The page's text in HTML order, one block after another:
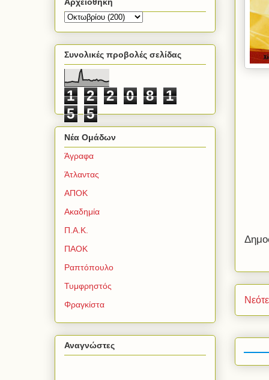
Συνολικές προβολές σελίδας
1 2 2 0 8
1
5
5
Νέα Ομάδων
Άγραφα
Άτλαντας
ΑΠΟΚ
Ακαδημία
Π.Α.Κ.
ΠΑΟΚ
Ραπτόπουλο
Τυμφρηστός
Φραγκίστα
Αναγνώστες